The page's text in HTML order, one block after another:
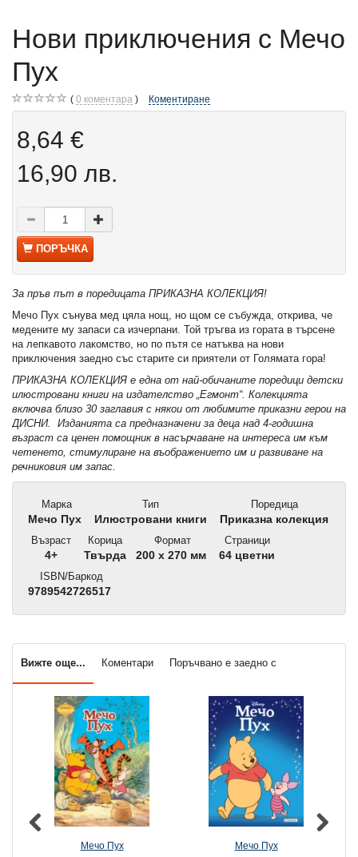
Нови приключения с Мечо
Пух
0 коментара Коментиране
8,64 €
16,90 лв.
ПОРЪЧКА
За пръв път в поредицата ПРИКАЗНА КОЛЕКЦИЯ!
Мечо Пух сънува мед цяла нощ, но щом се събужда, открива, че
медените му запаси са изчерпани. Той тръгва из гората в търсене
на лепкавото лакомство, но по пътя се натъква на нови
приключения заедно със старите си приятели от Голямата гора!
ПРИКАЗНА КОЛЕКЦИЯ е една от най-обичаните поредици детски
илюстровани книги на издателство „Егмонт“. Колекцията
включва близо 30 заглавия с някои от любимите приказни герои на
ДИСНИ. Изданията са предназначени за деца над 4-годишна
възраст са ценен помощник в насърчаване на интереса им към
четенето, стимулиране на въображението им и развиване на
речниковия им запас.
Марка
Мечо Пух
Тип
Илюстровани книги
Поредица
Приказна колекция
Възраст
4+
Корица
Твърда
Формат
200 x 270 мм
Страници
64 цветни
ISBN/Баркод
9789542726517
Вижте още... Коментари Поръчвано е заедно с
Мечо Пух Мечо Пух